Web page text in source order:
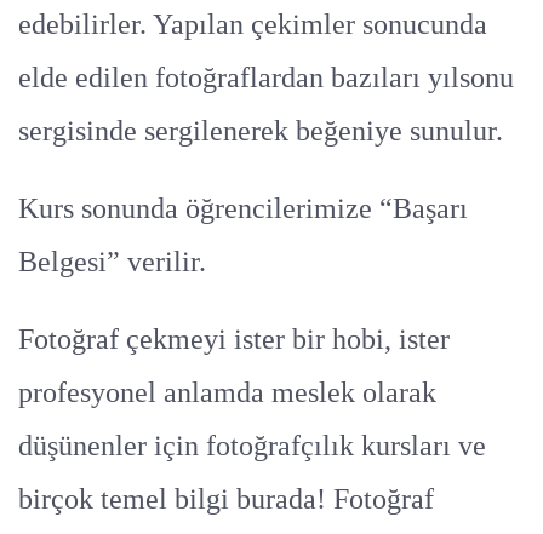
edebilirler. Yapılan çekimler sonucunda
elde edilen fotoğraflardan bazıları yılsonu
sergisinde sergilenerek beğeniye sunulur.
Kurs sonunda öğrencilerimize “Başarı
Belgesi” verilir.
Fotoğraf çekmeyi ister bir hobi, ister
profesyonel anlamda meslek olarak
düşünenler için fotoğrafçılık kursları ve
birçok temel bilgi burada! Fotoğraf